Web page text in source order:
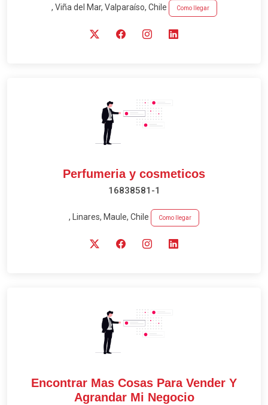
, Viña del Mar, Valparaíso, Chile Como llegar
Perfumeria y cosmeticos
16838581-1
, Linares, Maule, Chile Como llegar
Encontrar Mas Cosas Para Vender Y
Agrandar Mi Negocio